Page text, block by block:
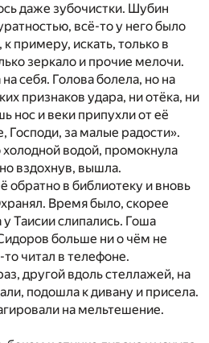
даже зубочистки. Шубин
всё-то у него было
примеру, искать, только в
зеркало и прочие мелочи.
себя. Голова болела, но на
признаков удара, ни отёка, ни
нос и веки припухли от её
Господи, за малые радости».
водой, промокнула
вздохнув, вышла.
обратно в библиотеку и вновь
Время было, скорее
у Таисии слипались. Гоша
больше ни о чём не
читал в телефоне.
другой вдоль стеллажей, на
подошла к дивану и присела.
на мельтешение.